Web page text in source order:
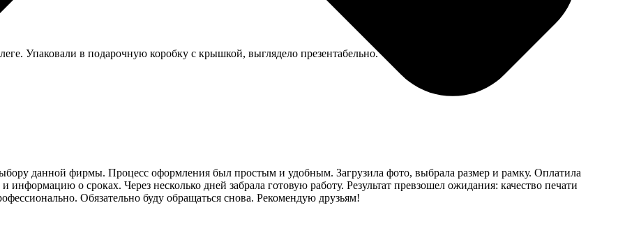
Упаковали в подарочную коробку с крышкой, выглядело презентабельно.
данной фирмы. Процесс оформления был простым и удобным. Загрузила фото, выбрала размер и рамку. Оплатила
информацию о сроках. Через несколько дней забрала готовую работу. Результат превзошел ожидания: качество печати
Обязательно буду обращаться снова. Рекомендую друзьям!